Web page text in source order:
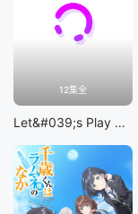
12集全
Let&#039;s Play 充满挑战的人生